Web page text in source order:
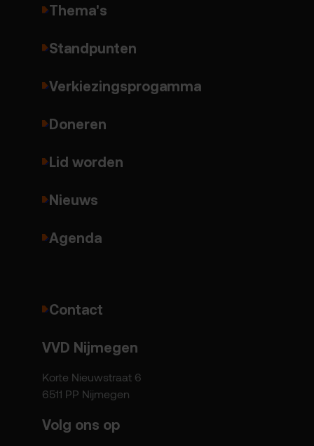
Thema's
Standpunten
Verkiezingsprogamma
Doneren
Lid worden
Nieuws
Agenda
Contact
VVD Nijmegen
Korte Nieuwstraat 6
6511 PP Nijmegen
Volg ons op